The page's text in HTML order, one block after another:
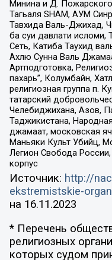
Минина и Д.
Тагьаля SHAM, АУМ
Тавхида Валь-Джихад,
ба суи давлати исломи,
Сеть, Катиба Таухид
Ахлю Сунна Валь
Артподготовка,
пахарь”, Колумбайн,
религиозная группа п.
татарский
Челебиджихана, Азов,
Таджикистана,
джамаат, московская
Маньяки Культ Убийц,
Легион Свобода
корпус
Источник: http://
ekstremistskie-
на 16.11.2023
* Перечень
религиозных
которых судом